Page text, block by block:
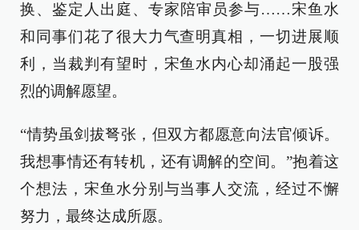
换、鉴定人出庭、专家陪审员参与……宋鱼水
和同事们花了很大力气查明真相，一切进展顺
利，当裁判有望时，宋鱼水内心却涌起一股强
烈的调解愿望。
“情势虽剑拔弩张，但双方都愿意向法官倾诉。
我想事情还有转机，还有调解的空间。”抱着这
个想法，宋鱼水分别与当事人交流，经过不懈
努力，最终达成所愿。